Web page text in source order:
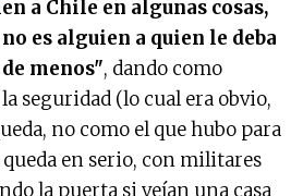
a Chile en algunas cosas,
es alguien a quien le deba
menos", dando como
seguridad (lo cual era obvio,
no como el que hubo para
queda en serio, con militares
la puerta si veían una casa